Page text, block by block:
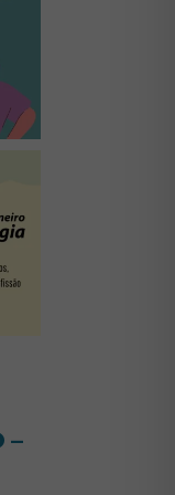
janela)
–